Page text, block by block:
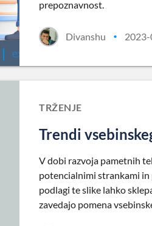
prepoznavnost.
Divanshu •
TRŽENJE
Trendi
V dobi razvoja pametnih
potencialnimi strankami in
podlagi te slike lahko
zavedajo pomena